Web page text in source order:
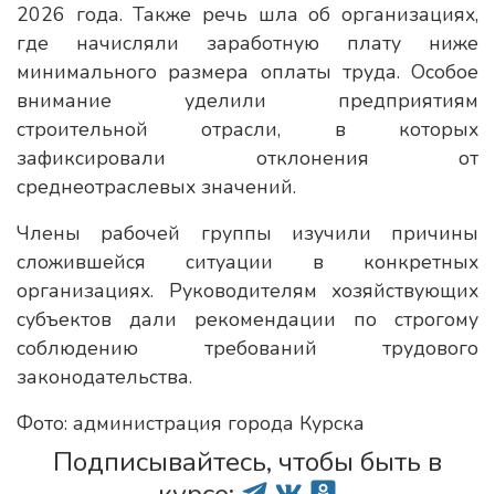
2026 года. Также речь шла об организациях,
где начисляли заработную плату ниже
минимального размера оплаты труда. Особое
внимание уделили предприятиям
строительной отрасли, в которых
зафиксировали отклонения от
среднеотраслевых значений.
Члены рабочей группы изучили причины
сложившейся ситуации в конкретных
организациях. Руководителям хозяйствующих
субъектов дали рекомендации по строгому
соблюдению требований трудового
законодательства.
Фото: администрация города Курска
Подписывайтесь, чтобы быть в